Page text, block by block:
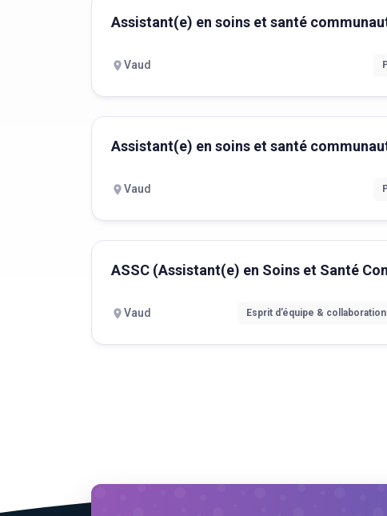
Assistant(e) en soins et santé
Vaud
Assistant(e) en soins et santé
Vaud
ASSC (Assistant(e) en Soins et Santé
Vaud Esprit d’équipe & collaboration